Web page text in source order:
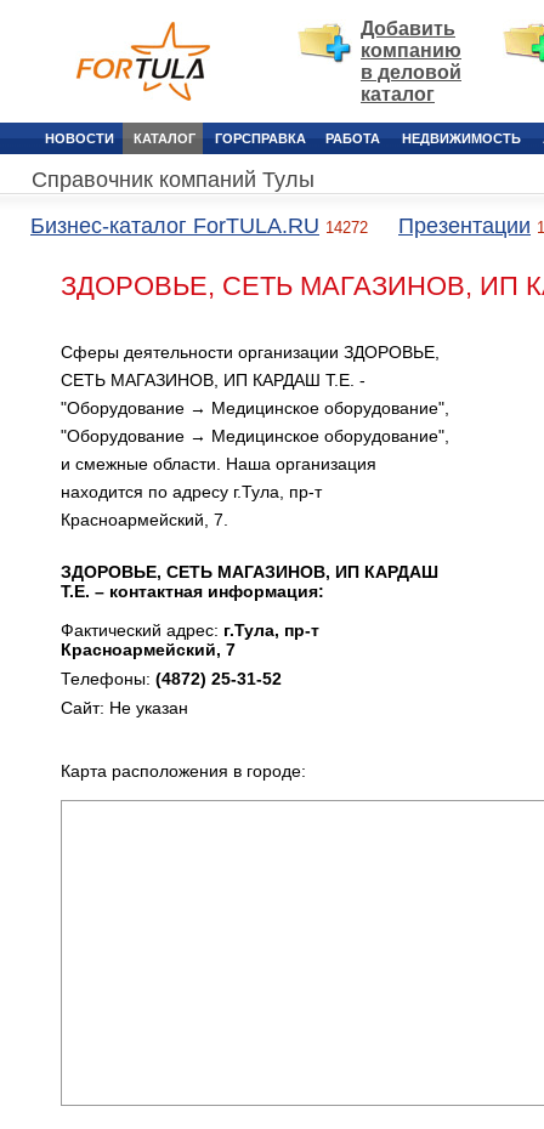
Добавить
компанию
в деловой
каталог
НОВОСТИ КАТАЛОГ ГОРСПРАВКА РАБОТА НЕДВИЖИМОСТЬ
Справочник компаний Тулы
Бизнес-каталог ForTULA.RU 14272 Презентации
ЗДОРОВЬЕ, СЕТЬ МАГАЗИНОВ, ИП
Сферы деятельности организации ЗДОРОВЬЕ,
СЕТЬ МАГАЗИНОВ, ИП КАРДАШ Т.Е. -
"Оборудование → Медицинское оборудование",
"Оборудование → Медицинское оборудование",
и смежные области. Наша организация
находится по адресу г.Тула, пр-т
Красноармейский, 7.
ЗДОРОВЬЕ, СЕТЬ МАГАЗИНОВ, ИП КАРДАШ
Т.Е. – контактная информация:
Фактический адрес: г.Тула, пр-т
Красноармейский, 7
Телефоны: (4872) 25-31-52
Сайт: Не указан
Карта расположения в городе: